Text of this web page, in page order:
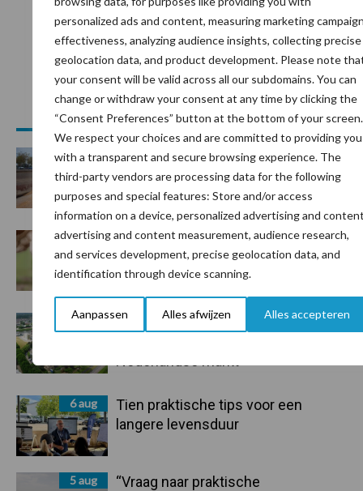
personalized ads and content, measuring marketing
effectiveness, analyzing audience insights, collecting precise
geolocation data, and product development. Please note
your consent will be valid across all our subdomains. You can
change or withdraw your consent at any time by clicking the
“Consent Preferences” button at the bottom of your screen.
We respect your choices and are committed to providing you
with a transparent and secure browsing experience. The
third-party vendors are processing data for the following
purposes and special features: Store and/or access
information on a device, personalized advertising and
advertising and content measurement, audience research,
and services development, precise geolocation data, and
identification through device scanning.
Aanpassen Alles afwijzen Alles accepteren
Primaire
Sidebar
Recent nieuws Partner nieuws
7 aug
Grondstoffenmarkt blijft grillig:
droogte en geopolitiek houden
handel in de greep
7 aug
De speenhuid: een vaak
onderschatte risicofactor voor
mastitis
6 aug
ForFarmers ziet volume en
6 aug
Tien praktische tips voor een
langere levensduur
5 aug
“Vraag naar praktische
Toon meer